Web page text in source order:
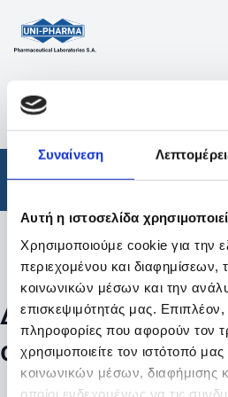
Συναίνεση
Αυτή η ιστοσελίδα
Χρησιμοποιούμε cookie για την
περιεχομένου και διαφημίσεων,
κοινωνικών μέσων και την
επισκεψιμότητάς μας.
πληροφορίες που αφορούν τον
χρησιμοποιείτε τον ιστότοπό
κοινωνικών μέσων, διαφήμισης
οποίοι ενδεχομένως να τις
ΠΡΟΪΟΝΤΑ
ΑΠΟΤΕΛΕΣΜΑΤΑ ΑΝΑΖΗΤΗΣΗΣ
Φάρμακα /
Φίλτρα
Δεν βρέθηκαν
συγκεκριμένα